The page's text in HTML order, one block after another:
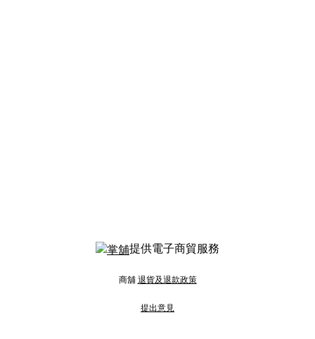
提供電子商貿服務
商舖 退貨及退款政策
提出意見